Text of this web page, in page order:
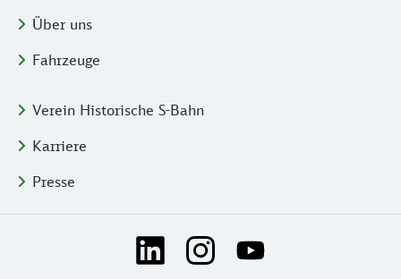
Über uns
Fahrzeuge
Verein Historische S-Bahn
Karriere
Presse
Social Media Links